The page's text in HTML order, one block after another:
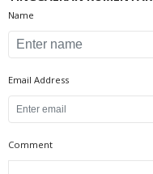
Name
Email Address
Comment